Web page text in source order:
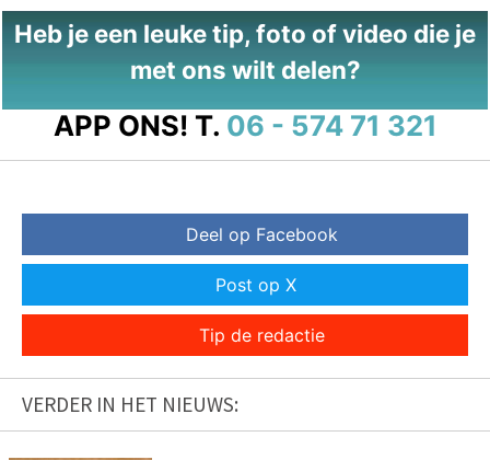
Heb je een leuke tip, foto of video die je
met ons wilt delen?
APP ONS! T. 06 - 574 71 321
Deel op Facebook
Post op X
Tip de redactie
VERDER IN HET NIEUWS: